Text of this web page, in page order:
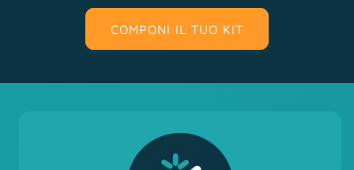
COMPONI IL TUO KIT